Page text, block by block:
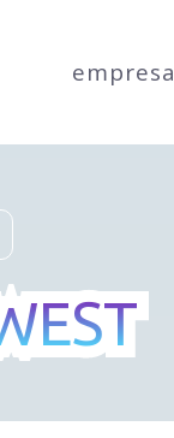
empresa